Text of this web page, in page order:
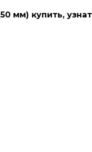
мм) купить,